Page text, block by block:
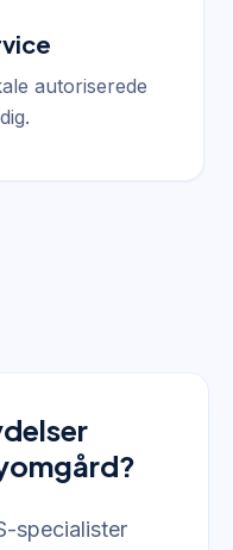
autoriserede
specialister